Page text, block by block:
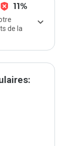
11%
de la